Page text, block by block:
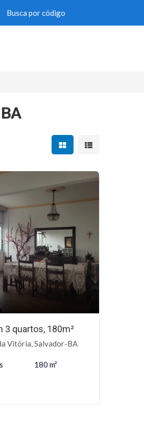
Mostrar resultados em
Mostrar
3 quartos, 180m²
Vitória, Salvador-BA
180 m²